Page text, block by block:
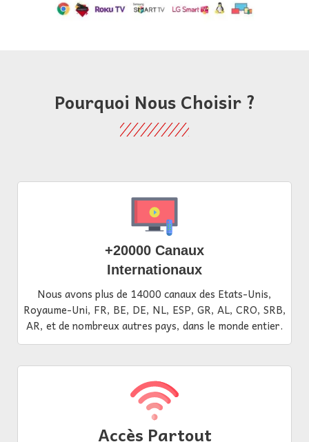
Pourquoi Nous Choisir ?
+20000 Canaux
Internationaux
Nous avons plus de 14000 canaux des Etats-Unis,
Royaume-Uni, FR, BE, DE, NL, ESP, GR, AL, CRO, SRB,
AR, et de nombreux autres pays, dans le monde entier.
Accès Partout